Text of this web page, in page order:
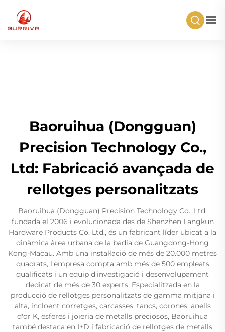
Baoruihua (Dongguan)
Precision Technology Co.,
Ltd: Fabricació avançada de
rellotges personalitzats
Baoruihua (Dongguan) Precision Technology Co., Ltd,
fundada el 2006 i evolucionada des de Shenzhen Langkun
Hardware Products Co. Ltd., és un fabricant líder ubicat a la
dinàmica àrea urbana de la badia de Guangdong-Hong
Kong-Macau. Amb una instal·lació de més de 20.000 metres
quadrats, l'empresa compta amb més de 500 empleats
qualificats i un equip d'investigació i desenvolupament
dedicat de més de 30 experts. Especialitzada en la
producció de rellotges personalitzats de gamma mitjana i
alta, incloent corretges, carcasses, tancs, corones, anells
d'or K, esferes i joieria de metalls preciosos, Baoruihua
també destaca en I+D i fabricació de rellotges de metalls